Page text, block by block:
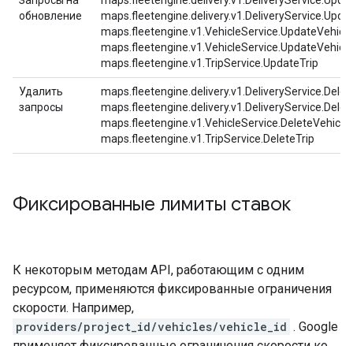
обновление
maps.fleetengine.v1.TripService.UpdateTrip
Удалить
запросы
maps.fleetengine.v1.VehicleService.DeleteVehicle,
maps.fleetengine.v1.TripService.DeleteTrip
Фиксированные лимиты ставок
К некоторым методам API, работающим с одним
ресурсом, применяются фиксированные ограничения
скорости. Например,
providers/project_id/vehicles/vehicle_id . Google